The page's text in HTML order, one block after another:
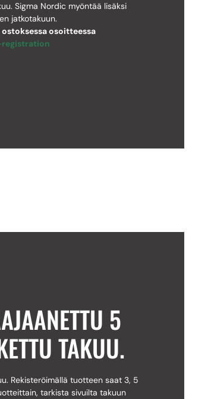
Sigma Nordic myöntää lisäksi
jatkotakuun.
osoitteessa
5
TAKUU.
Rekisteröimällä tuotteen saat 3, 5
tarkista sivuilta takuun